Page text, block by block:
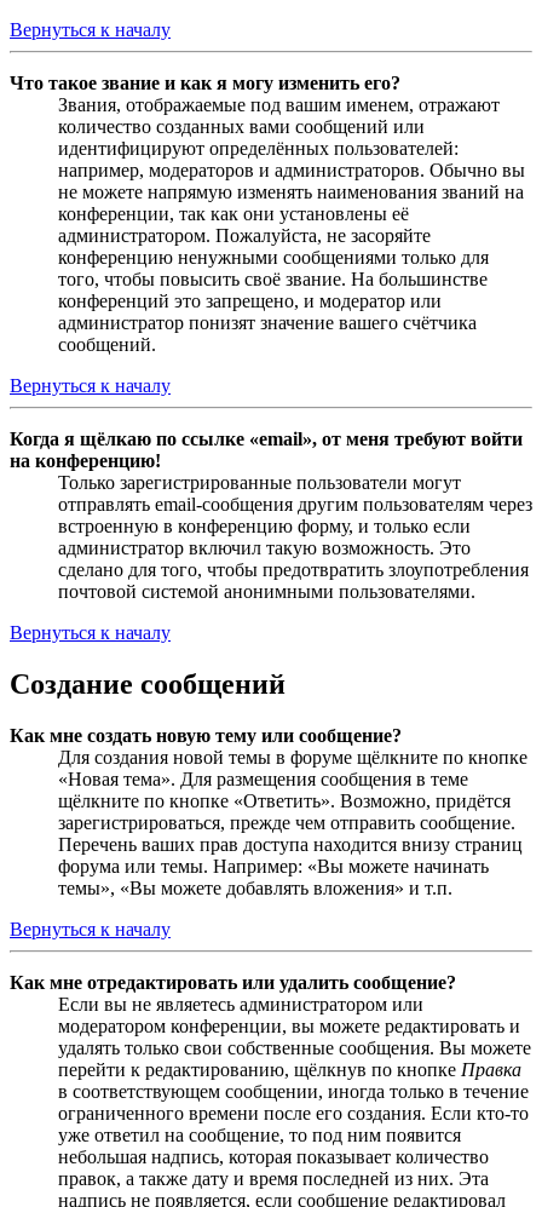
Вернуться к началу
Что такое звание и как я могу изменить его?
Звания, отображаемые под вашим именем, отражают
количество созданных вами сообщений или
идентифицируют определённых пользователей:
например, модераторов и администраторов. Обычно вы
не можете напрямую изменять наименования званий на
конференции, так как они установлены её
администратором. Пожалуйста, не засоряйте
конференцию ненужными сообщениями только для
того, чтобы повысить своё звание. На большинстве
конференций это запрещено, и модератор или
администратор понизят значение вашего счётчика
сообщений.
Вернуться к началу
Когда я щёлкаю по ссылке «email», от меня требуют войти
на конференцию!
Только зарегистрированные пользователи могут
отправлять email-сообщения другим пользователям через
встроенную в конференцию форму, и только если
администратор включил такую возможность. Это
сделано для того, чтобы предотвратить злоупотребления
почтовой системой анонимными пользователями.
Вернуться к началу
Создание сообщений
Как мне создать новую тему или сообщение?
Для создания новой темы в форуме щёлкните по кнопке
«Новая тема». Для размещения сообщения в теме
щёлкните по кнопке «Ответить». Возможно, придётся
зарегистрироваться, прежде чем отправить сообщение.
Перечень ваших прав доступа находится внизу страниц
форума или темы. Например: «Вы можете начинать
темы», «Вы можете добавлять вложения» и т.п.
Вернуться к началу
Как мне отредактировать или удалить сообщение?
Если вы не являетесь администратором или
модератором конференции, вы можете редактировать и
удалять только свои собственные сообщения. Вы можете
перейти к редактированию, щёлкнув по кнопке Правка
в соответствующем сообщении, иногда только в течение
ограниченного времени после его создания. Если кто-то
уже ответил на сообщение, то под ним появится
небольшая надпись, которая показывает количество
правок, а также дату и время последней из них. Эта
надпись не появляется, если сообщение редактировал